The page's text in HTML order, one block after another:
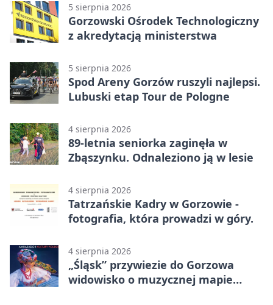
5 sierpnia 2026
Gorzowski Ośrodek Technologiczny
z akredytacją ministerstwa
5 sierpnia 2026
Spod Areny Gorzów ruszyli najlepsi.
Lubuski etap Tour de Pologne
4 sierpnia 2026
89-letnia seniorka zaginęła w
Zbąszynku. Odnaleziono ją w lesie
4 sierpnia 2026
Tatrzańskie Kadry w Gorzowie -
fotografia, która prowadzi w góry.
4 sierpnia 2026
„Śląsk” przywiezie do Gorzowa
widowisko o muzycznej mapie